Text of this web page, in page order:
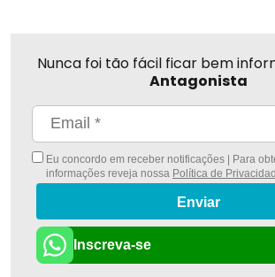
Nunca foi tão fácil ficar bem
Antagonista
Eu concordo em receber notificações | Para
informações reveja nossa Política de
Enviar
Inscreva-se